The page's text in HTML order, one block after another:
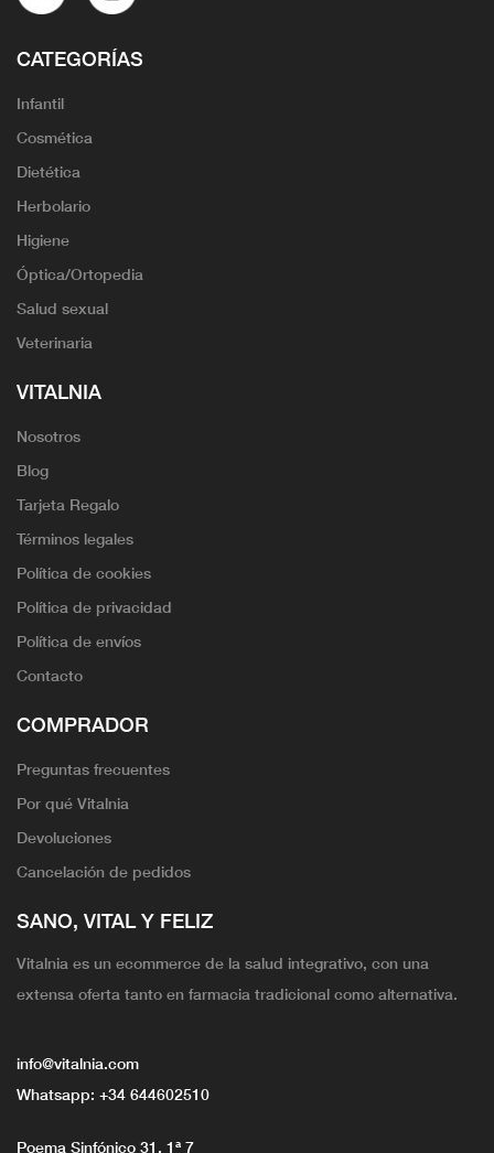
CATEGORÍAS
Infantil
Cosmética
Dietética
Herbolario
Higiene
Óptica/Ortopedia
Salud sexual
Veterinaria
VITALNIA
Nosotros
Blog
Tarjeta Regalo
Términos legales
Política de cookies
Política de privacidad
Política de envíos
Contacto
COMPRADOR
Preguntas frecuentes
Por qué Vitalnia
Devoluciones
Cancelación de pedidos
SANO, VITAL Y FELIZ
Vitalnia es un ecommerce de la salud integrativo, con una
extensa oferta tanto en farmacia tradicional como alternativa.
info@vitalnia.com
Whatsapp: +34 644602510
Poema Sinfónico 31, 1ª 7